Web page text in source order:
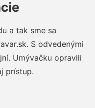
a tak sme sa
S odvedenými
Umývačku opravili
prístup.